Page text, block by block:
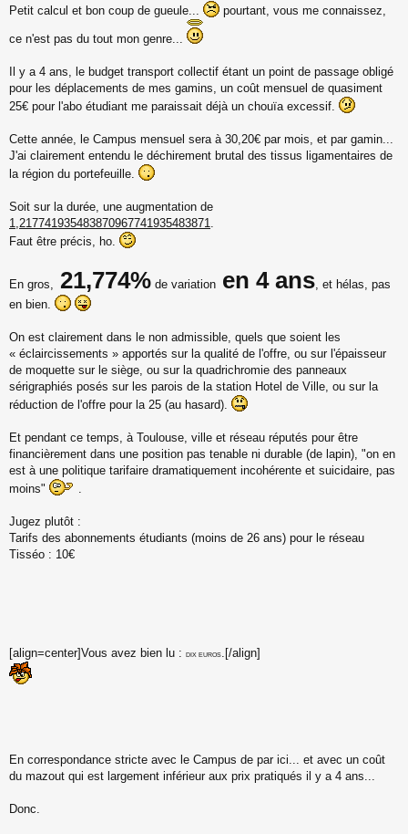
a
e
o
n
l
u
Petit calcul et bon coup de gueule... pourtant, vous me connaissez,
ce n'est pas du tout mon genre...
Il y a 4 ans, le budget transport collectif étant un point de passage obligé
pour les déplacements de mes gamins, un coût mensuel de quasiment
25€ pour l'abo étudiant me paraissait déjà un chouïa excessif.
Cette année, le Campus mensuel sera à 30,20€ par mois, et par gamin...
J'ai clairement entendu le déchirement brutal des tissus ligamentaires de
la région du portefeuille.
Soit sur la durée, une augmentation de
1,217741935483870967741935483871.
Faut être précis, ho.
En gros, 21,774% de variation en 4 ans, et hélas, pas
en bien.
On est clairement dans le non admissible, quels que soient les
« éclaircissements » apportés sur la qualité de l'offre, ou sur l'épaisseur
de moquette sur le siège, ou sur la quadrichromie des panneaux
sérigraphiés posés sur les parois de la station Hotel de Ville, ou sur la
réduction de l'offre pour la 25 (au hasard).
Et pendant ce temps, à Toulouse, ville et réseau réputés pour être
financièrement dans une position pas tenable ni durable (de lapin), "on en
est à une politique tarifaire dramatiquement incohérente et suicidaire, pas
moins"
.
Jugez plutôt :
Tarifs des abonnements étudiants (moins de 26 ans) pour le réseau
Tisséo : 10€
[align=center]Vous avez bien lu : DIX EUROS.[/align]
En correspondance stricte avec le Campus de par ici... et avec un coût
du mazout qui est largement inférieur aux prix pratiqués il y a 4 ans...
Donc.